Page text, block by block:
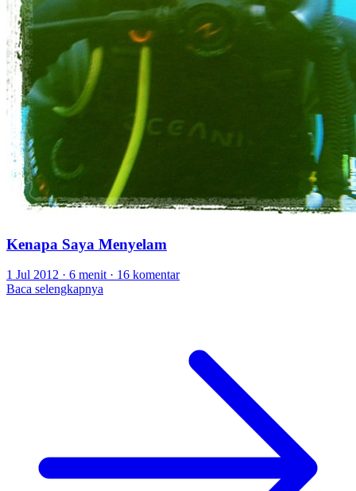
Kenapa Saya Menyelam
1 Jul 2012 · 6 menit · 16 komentar
Baca selengkapnya